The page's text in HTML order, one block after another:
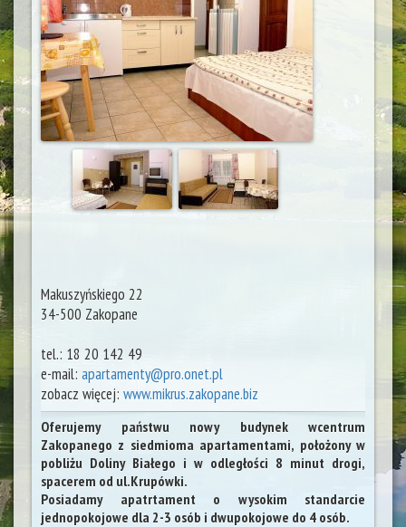
Makuszyńskiego 22
34-500 Zakopane
tel.: 18 20 142 49
e-mail: apartamenty@pro.onet.pl
zobacz więcej: www.mikrus.zakopane.biz
Oferujemy państwu nowy budynek wcentrum
Zakopanego z siedmioma apartamentami, położony w
pobliżu Doliny Białego i w odległości 8 minut drogi,
spacerem od ul.Krupówki.
Posiadamy apatrtament o wysokim standarcie
jednopokojowe dla 2-3 osób i dwupokojowe do 4 osób.